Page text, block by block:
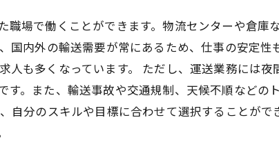
場で働くことができます。物流センターや倉庫
内外の輸送需要が常にあるため、仕事の安定性
も多くなっています。 ただし、運送業務には夜
。また、輸送事故や交通規制、天候不順などの
分のスキルや目標に合わせて選択することがで